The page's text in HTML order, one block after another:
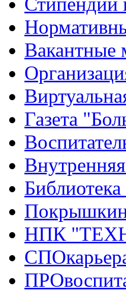
Вакантные
Газета
НПК